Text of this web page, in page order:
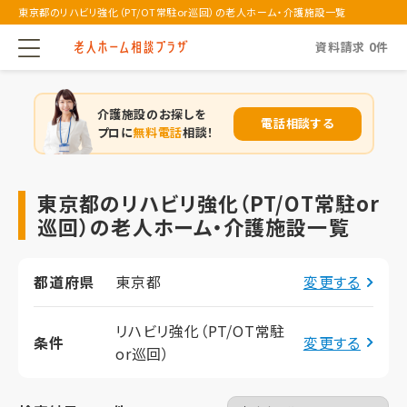
東京都のリハビリ強化（PT/OT常駐or巡回）の老人ホーム・介護施設一覧
資料請求 0件
介護施設のお探しを
プロに無料電話相談！
電話相談する
東京都のリハビリ強化（PT/OT常駐or
巡回）の老人ホーム・介護施設一覧
都道府県 東京都 変更する
条件
リハビリ強化（PT/OT常駐
or巡回）
変更する